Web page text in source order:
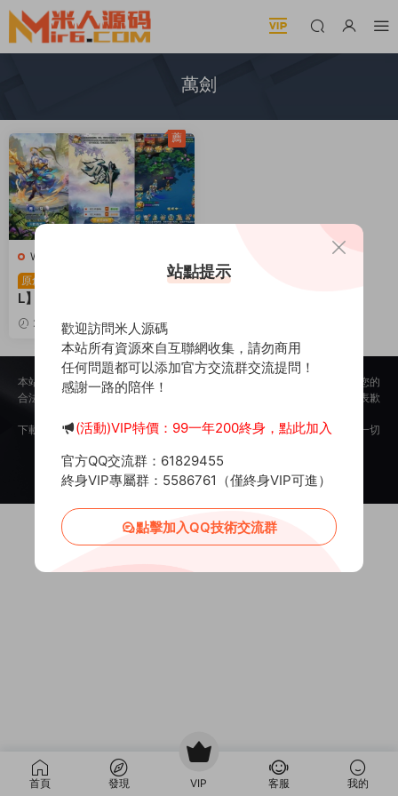
萬劍
W-萬劍
頁遊服務端
原創
三網H5遊戲【萬劍O
L】Win一鍵服務端+多區跨
服+GM授權後台+簡易APK
+視頻架設教程
2025-07-04
1.06k
30
薦
本站所提供的内容均來自公開網絡收集、轉發、二次開發而來，若侵犯了您的
合法權益，請來信通知我們，我們會及時删除，給您帶來的不便，我們深表歉
下載用戶僅供學習交流，若使用商業用途，請購買正版授權，否則産生的一切
Copyright © 2012-2025 MiR6.COMAll Rights Reserved
投訴郵箱： Mail@Mir6.com 蜀ICP備2022016462号-2
首頁 發現 VIP 客服 我的
站點提示
歡迎訪問米人源碼
本站所有資源來自互聯網收集，請勿商用
任何問題都可以添加官方交流群交流提問！
感謝一路的陪伴！
(活動)VIP特價：99一年200終身，點此加入
官方QQ交流群：61829455
終身VIP專屬群：5586761（僅終身VIP可進）
點擊加入QQ技術交流群